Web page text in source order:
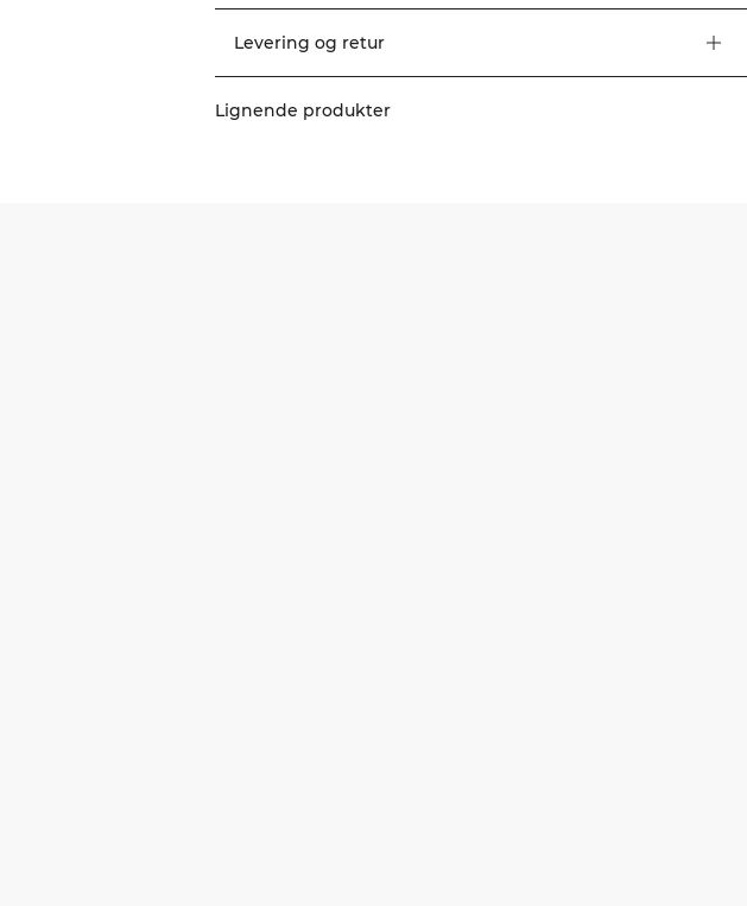
Levering og retur
Lignende produkter